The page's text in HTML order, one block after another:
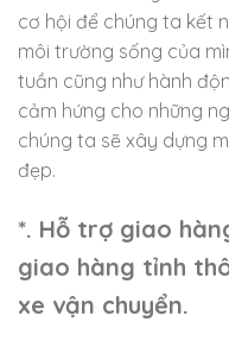
cơ hội để chúng ta kết
môi trường sống của
tuần cũng như hành
cảm hứng cho những
chúng ta sẽ xây dựng
đẹp.
*. Hỗ trợ giao
giao hàng tỉnh
xe vận chuyển.